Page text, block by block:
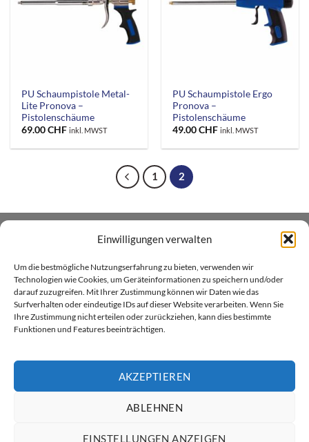
Einwilligungen verwalten
Um die bestmögliche Nutzungserfahrung zu bieten, verwenden wir
Technologien wie Cookies, um Geräteinformationen zu speichern und/oder
darauf zuzugreifen. Mit Ihrer Zustimmung können wir Daten wie das
Surfverhalten oder eindeutige IDs auf dieser Website verarbeiten. Wenn Sie
Ihre Zustimmung nicht erteilen oder zurückziehen, kann dies bestimmte
Funktionen und Features beeinträchtigen.
AKZEPTIEREN
ABLEHNEN
EINSTELLUNGEN ANZEIGEN
PU Schaumpistole Metal-
Lite Pronova –
Pistolenschäume
69.00CHF inkl. MWST
PU Schaumpistole Ergo
Pronova –
Pistolenschäume
49.00CHF inkl. MWST
1 2
Xenial GmbH betreibt den Heim- und Handwerker -
Onlineshop xenial.ch für Holzpflegeprodukte, Farben und
Sprayfarben. Wir sind in Küssnacht am Rigi zu Hause.
Visa MasterCard
ÜBER XENIAL GMBH VERSAND & LIEFERUNG